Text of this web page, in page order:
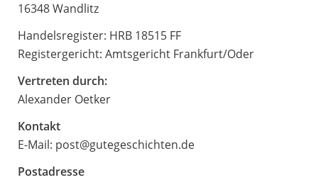
16348 Wandlitz
Handelsregister: HRB 18515 FF
Registergericht: Amtsgericht Frankfurt/Oder
Vertreten durch:
Alexander Oetker
Kontakt
E-Mail: post@gutegeschichten.de
Postadresse